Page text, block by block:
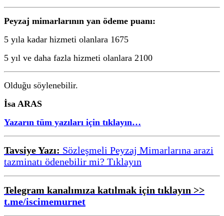
Peyzaj mimarlarının yan ödeme puanı:
5 yıla kadar hizmeti olanlara 1675
5 yıl ve daha fazla hizmeti olanlara 2100
Olduğu söylenebilir.
İsa ARAS
Yazarın tüm yazıları için tıklayın…
Tavsiye Yazı: Sözleşmeli Peyzaj Mimarlarına arazi
tazminatı ödenebilir mi? Tıklayın
Telegram kanalımıza katılmak için tıklayın >>
t.me/iscimemurnet